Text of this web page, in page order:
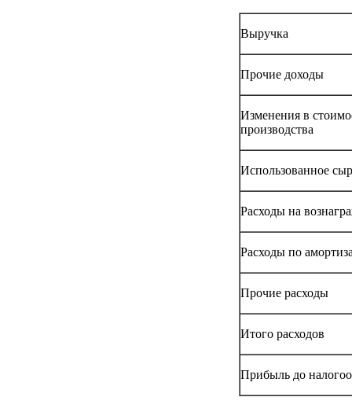
Выручка
Прочие доходы
Изменения в
производства
Использованное
Расходы на
Расходы по
Прочие расходы
Итого расходов
Прибыль до